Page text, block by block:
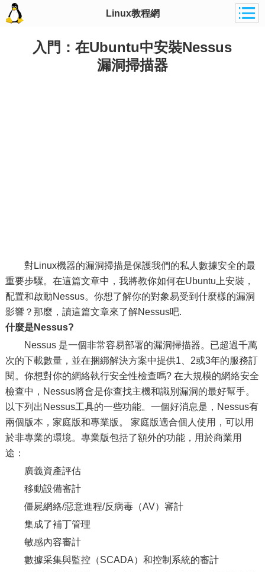
Linux教程網
入門：在Ubuntu中安裝Nessus
漏洞掃描器
對Linux機器的漏洞掃描是保護我們的私人數據安全的最
重要步驟。在這篇文章中，我將教你如何在Ubuntu上安裝，
配置和啟動Nessus。你想了解你的對象易受到什麼樣的漏洞
影響？那麼，讀這篇文章來了解Nessus吧.
什麼是Nessus?
Nessus 是一個非常容易部署的漏洞掃描器。已超過千萬
次的下載數量，並在捆綁解決方案中提供1、2或3年的服務訂
閱。你想對你的網絡執行安全性檢查嗎? 在大規模的網絡安全
檢查中，Nessus將會是你查找主機和識別漏洞的最好幫手。
以下列出Nessus工具的一些功能。一個好消息是，Nessus有
兩個版本，家庭版和專業版。 家庭版適合個人使用，可以用
於非專業的環境。專業版包括了額外的功能，用於商業用
途：
廣義資產評估
移動設備審計
僵屍網絡/惡意進程/反病毒（AV）審計
集成了補丁管理
敏感內容審計
數據采集與監控（SCADA）和控制系統的審計